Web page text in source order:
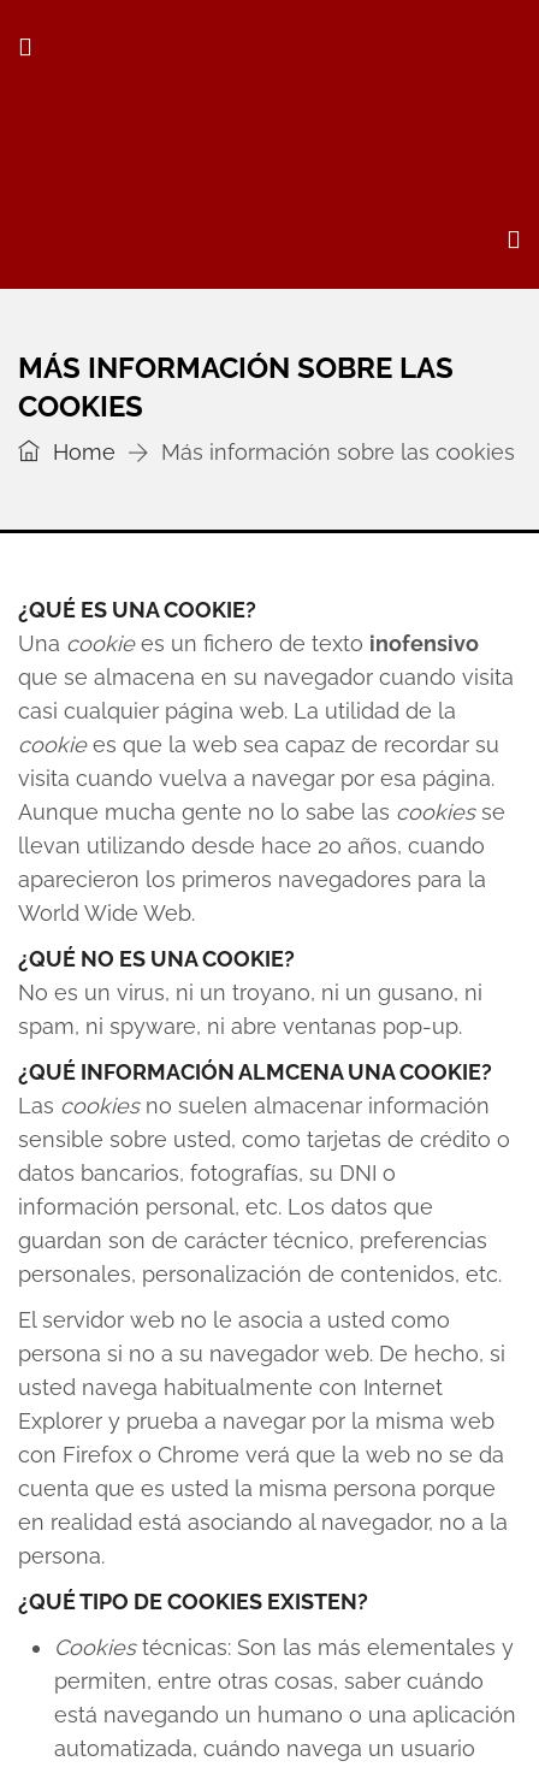
MÁS INFORMACIÓN SOBRE LAS
COOKIES
Home Más información sobre las cookies
¿QUÉ ES UNA COOKIE?
Una cookiees un fichero de texto inofensivo
que se almacena en su navegador cuando visita
casi cualquier página web. La utilidad de la
cookiees que la web sea capaz de recordar su
visita cuando vuelva a navegar por esa página.
Aunque mucha gente no lo sabe las cookiesse
llevan utilizando desde hace 20 años, cuando
aparecieron los primeros navegadores para la
World Wide Web.
¿QUÉ NO ES UNA COOKIE?
No es un virus, ni un troyano, ni un gusano, ni
spam, ni spyware, ni abre ventanas pop-up.
¿QUÉ INFORMACIÓN ALMCENA UNA COOKIE?
Las cookiesno suelen almacenar información
sensible sobre usted, como tarjetas de crédito o
datos bancarios, fotografías, su DNI o
información personal, etc. Los datos que
guardan son de carácter técnico, preferencias
personales, personalización de contenidos, etc.
El servidor web no le asocia a usted como
persona si no a su navegador web. De hecho, si
usted navega habitualmente con Internet
Explorer y prueba a navegar por la misma web
con Firefox o Chrome verá que la web no se da
cuenta que es usted la misma persona porque
en realidad está asociando al navegador, no a la
persona.
¿QUÉ TIPO DE COOKIES EXISTEN?
Cookiestécnicas: Son las más elementales y
permiten, entre otras cosas, saber cuándo
está navegando un humano o una aplicación
automatizada, cuándo navega un usuario